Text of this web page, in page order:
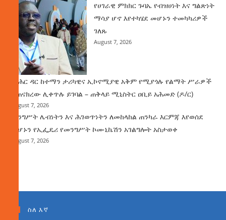
የሀገራዊ ምክክር ጉባኤ የብዝሀነት እና ግልጽነት
ማሳያ ሆኖ እየተካሄደ መሆኑን ተመካካሪዎች
ገለጹ
August 7, 2026
የባሕር ዳር ከተማን ታሪካዊና ኢኮኖሚያዊ አቅም የሚያጎሉ የልማት ሥራዎች
ተጠናክረው ሊቀጥሉ ይገባል – ጠቅላይ ሚኒስትር ዐቢይ አሕመድ (ዶ/ር)
August 7, 2026
መንግሥት ሌብነትን እና ሕገወጥነትን ለመከላከል ጠንካራ እርምጃ እየወሰደ
መሆኑን የኢፌዴሪ የመንግሥት ኮሙኒኬሽን አገልግሎት አስታወቀ
August 7, 2026
ስለ እኛ